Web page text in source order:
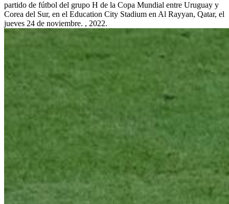
partido de fútbol del grupo H de la Copa Mundial entre Uruguay y
Corea del Sur, en el Education City Stadium en Al Rayyan, Qatar, el
jueves 24 de noviembre. , 2022.